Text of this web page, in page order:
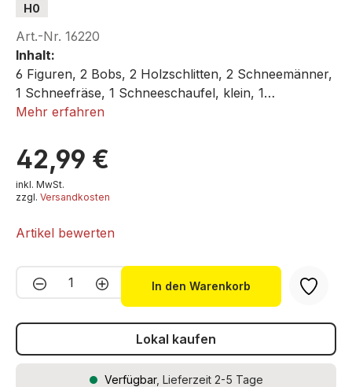
H0
Art.-Nr. 16220
Inhalt:
6 Figuren, 2 Bobs, 2 Holzschlitten, 2 Schneemänner,
1 Schneefräse, 1 Schneeschaufel, klein, 1
Schneeschaufel, groß, 1 Schneehexe, 1 Snowboard,
Mehr erfahren
42,99 €
inkl. MwSt.
zzgl. Versandkosten
Artikel bewerten
Produkt Anzahl: Gib den
In den Warenkorb
Lokal kaufen
Verfügbar, Lieferzeit 2-5 Tage